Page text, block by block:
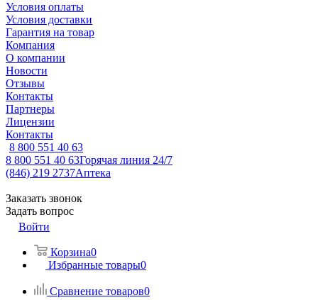
Условия оплаты
Условия доставки
Гарантия на товар
Компания
О компании
Новости
Отзывы
Контакты
Партнеры
Лицензии
Контакты
8 800 551 40 63
8 800 551 40 63Горячая линия 24/7
(846) 219 2737Аптека
Заказать звонок
Задать вопрос
Войти
Корзина0
Избранные товары0
Сравнение товаров0